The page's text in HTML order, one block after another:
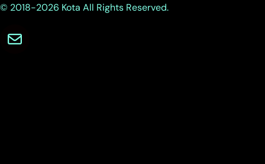
© 2018-2026 Kota All Rights Reserved.